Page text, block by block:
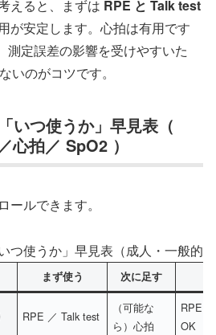
えると、まずは RPE と Talk test
が安定します。心拍は有用です
測定誤差の影響を受けやすいた
いのがコツです。
いつ使うか」早見表（
拍／ SpO2 ）
ールできます。
つ使うか」早見表（成人・一般的
まず使う 次に足す
RPE ／ Talk test
（可能な
ら）心拍
RPE
OK